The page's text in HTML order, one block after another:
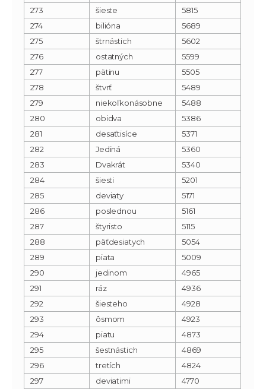
273
šieste
5815
274
bilióna
5689
275
štrnástich
5602
276
ostatných
5599
277
pätinu
5505
278
štvrť
5489
279
niekoľkonásobne
5488
280
obidva
5386
281
desaťtisíce
5371
282
Jediná
5360
283
Dvakrát
5340
284
šiesti
5201
285
deviaty
5171
286
poslednou
5161
287
štyristo
5115
288
päťdesiatych
5054
289
piata
5009
290
jedinom
4965
291
ráz
4936
292
šiesteho
4928
293
ôsmom
4923
294
piatu
4873
295
šestnástich
4869
296
tretích
4824
297
deviatimi 4770